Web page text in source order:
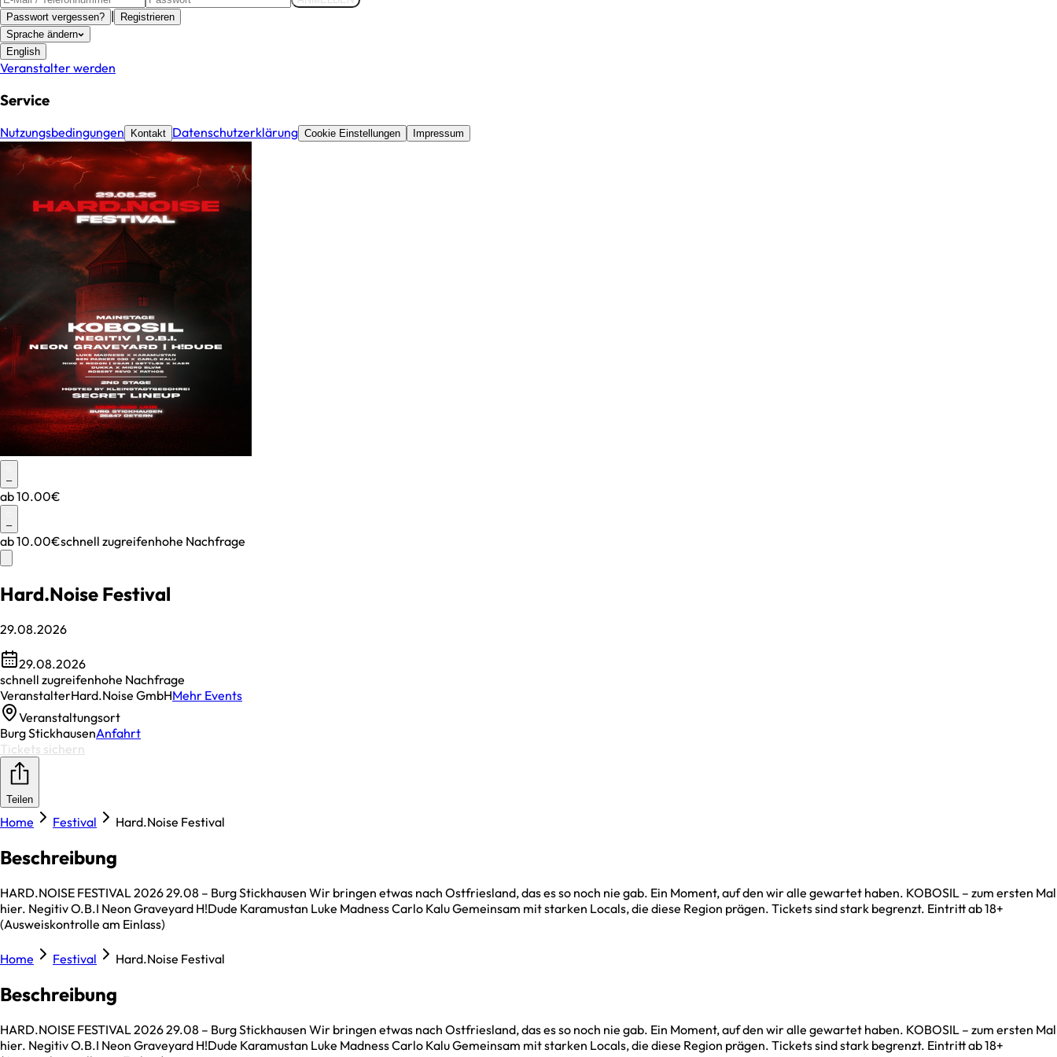
Passwort vergessen? |
Registrieren
Sprache ändern
English
Veranstalter werden
Service
Nutzungsbedingungen Kontakt Datenschutzerklärung Cookie Einstellungen Impressum
–
ab10.00€
–
ab10.00€schnell zugreifenhohe Nachfrage
Hard.Noise Festival
29.08.2026
29.08.2026
schnell zugreifenhohe Nachfrage
VeranstalterHard.Noise GmbHMehr Events
Veranstaltungsort
Burg StickhausenAnfahrt
Tickets sichern
Teilen
Home Festival Hard.Noise Festival
Beschreibung
HARD.NOISE FESTIVAL 2026 29.08 – Burg Stickhausen Wir bringen etwas nach Ostfriesland, das es so noch nie gab. Ein Moment, auf den wir alle gewartet haben. KOBOSIL – zum ersten Mal
hier. Negitiv O.B.I Neon Graveyard H!Dude Karamustan Luke Madness Carlo Kalu Gemeinsam mit starken Locals, die diese Region prägen. Tickets sind stark begrenzt. Eintritt ab 18+
(Ausweiskontrolle am Einlass)
Home Festival Hard.Noise Festival
Beschreibung
HARD.NOISE FESTIVAL 2026 29.08 – Burg Stickhausen Wir bringen etwas nach Ostfriesland, das es so noch nie gab. Ein Moment, auf den wir alle gewartet haben. KOBOSIL – zum ersten Mal
hier. Negitiv O.B.I Neon Graveyard H!Dude Karamustan Luke Madness Carlo Kalu Gemeinsam mit starken Locals, die diese Region prägen. Tickets sind stark begrenzt. Eintritt ab 18+